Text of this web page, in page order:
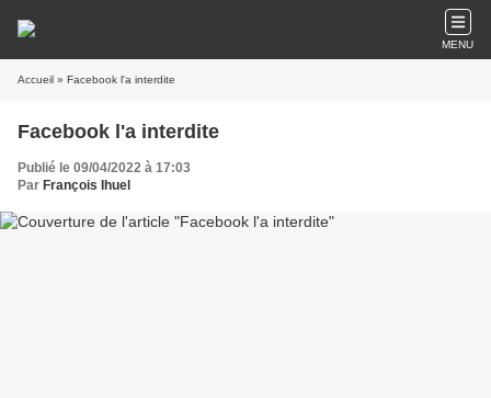
MENU
Accueil » Facebook l'a interdite
Facebook l'a interdite
Publié le 09/04/2022 à 17:03
Par François Ihuel